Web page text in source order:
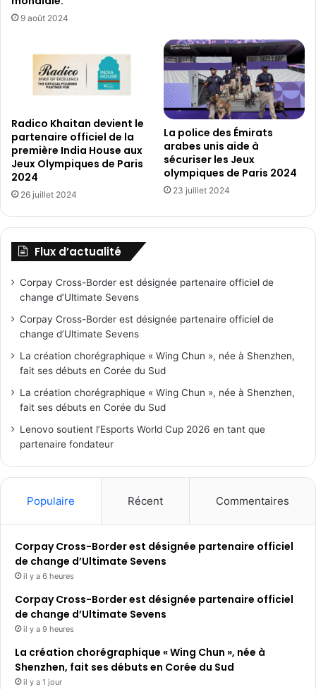
9 août 2024
Radico Khaitan devient le
partenaire officiel de la
première India House aux
Jeux Olympiques de Paris
2024
26 juillet 2024
La police des Émirats
arabes unis aide à
sécuriser les Jeux
olympiques de Paris 2024
23 juillet 2024
Flux d’actualité
Corpay Cross-Border est désignée partenaire officiel de
change d’Ultimate Sevens
Corpay Cross-Border est désignée partenaire officiel de
change d’Ultimate Sevens
La création chorégraphique « Wing Chun », née à Shenzhen,
fait ses débuts en Corée du Sud
La création chorégraphique « Wing Chun », née à Shenzhen,
fait ses débuts en Corée du Sud
Lenovo soutient l’Esports World Cup 2026 en tant que
partenaire fondateur
Populaire Récent Commentaires
Corpay Cross-Border est désignée partenaire officiel
de change d’Ultimate Sevens
il y a 6 heures
Corpay Cross-Border est désignée partenaire officiel
de change d’Ultimate Sevens
il y a 9 heures
La création chorégraphique « Wing Chun », née à
Shenzhen, fait ses débuts en Corée du Sud
il y a 1 jour